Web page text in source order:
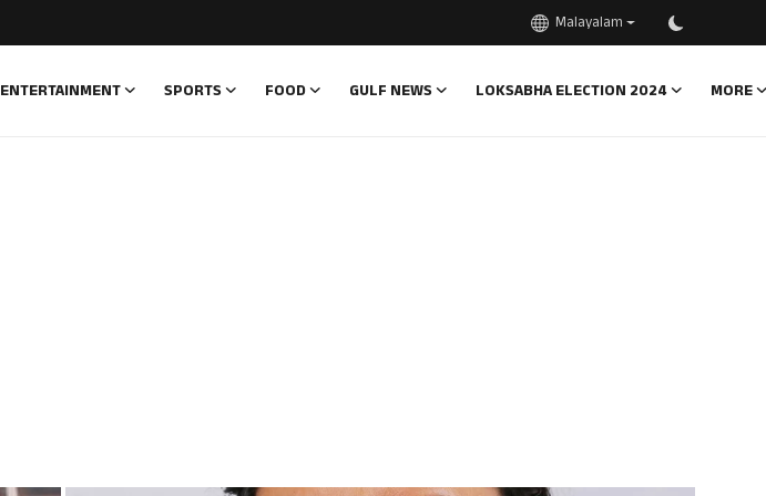
Malayalam
ENTERTAINMENT SPORTS FOOD GULF NEWS LOKSABHA ELECTION 2024 MORE